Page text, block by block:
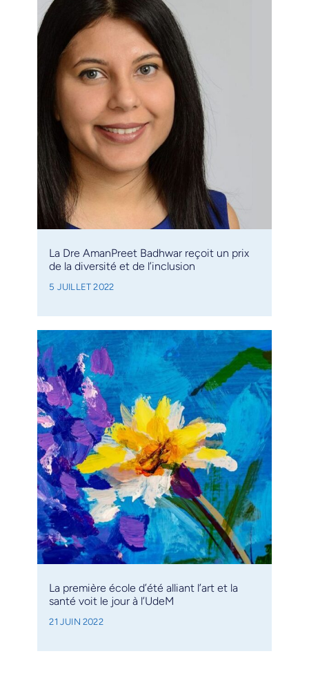
La Dre AmanPreet Badhwar reçoit un prix
de la diversité et de l’inclusion
5 JUILLET 2022
La première école d’été alliant l’art et la
santé voit le jour à l’UdeM
21 JUIN 2022